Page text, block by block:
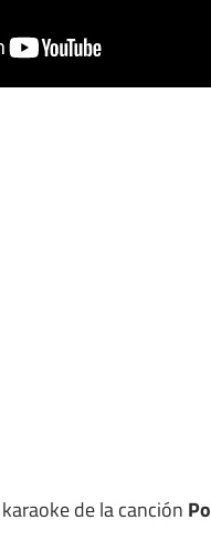
de la canción